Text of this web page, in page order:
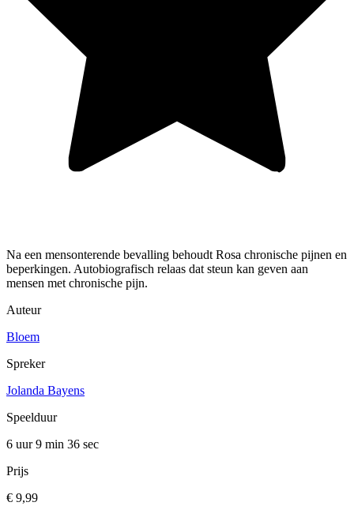
Na een mensonterende bevalling behoudt Rosa chronische pijnen en
beperkingen. Autobiografisch relaas dat steun kan geven aan
mensen met chronische pijn.
Auteur
Bloem
Spreker
Jolanda Bayens
Speelduur
6 uur 9 min 36 sec
Prijs
€ 9,99